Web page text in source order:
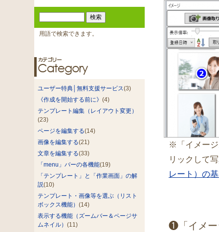
※「イメージ
リックして
レート）の
❶「イメー
用語で検索できます。
ユーザー特典│無料支援サービス(3)
《作成を開始する前に》 (4)
テンプレート編集（レイアウト変更）
(23)
ページを編集する(14)
画像を編集する(21)
文章を編集する(33)
「menu」バーの各機能(19)
「テンプレート」と「作業画面」の解
説(10)
テンプレート・画像等を選ぶ（リスト
ボックス機能） (14)
表示する機能（ズームバー＆ページサ
ムネイル） (11)